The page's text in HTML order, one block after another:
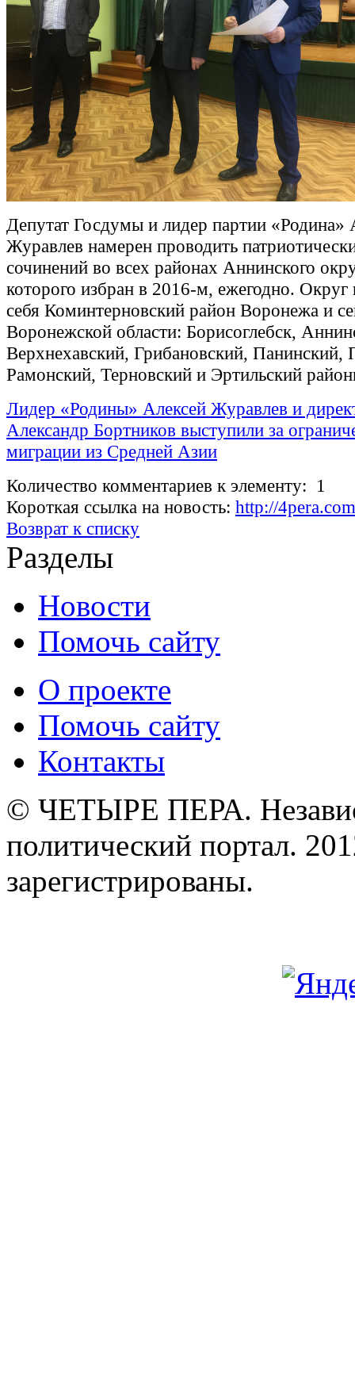
Депутат Госдумы и лидер партии «Родина»
Журавлев намерен проводить
сочинений во всех районах Аннинского
которого избран в 2016-м, ежегодно. Округ
себя Коминтерновский район Воронежа и
Воронежской области: Борисоглебск,
Верхнехавский, Грибановский, Панинский,
Рамонский, Терновский и Эртильский
Лидер «Родины» Алексей Журавлев и
Александр Бортников выступили за
миграции из Средней Азии
Количество комментариев к элементу: 1
Короткая ссылка на новость: http://
Возврат к списку
Разделы
Новости
Помочь сайту
О проекте
Помочь сайту
Контакты
© ЧЕТЫРЕ ПЕРА.
политический портал.
зарегистрированы.